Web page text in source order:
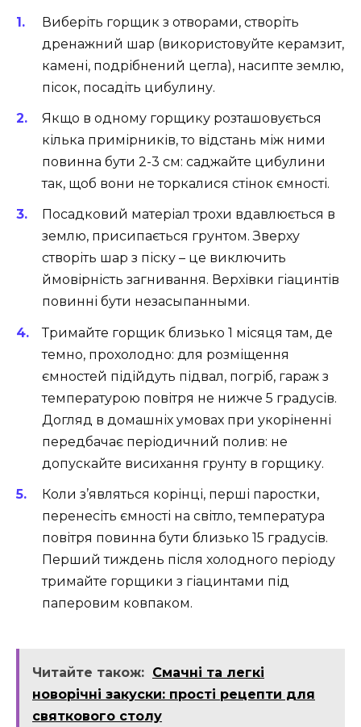
Виберіть горщик з отворами, створіть
дренажний шар (використовуйте керамзит,
камені, подрібнений цегла), насипте землю,
пісок, посадіть цибулину.
Якщо в одному горщику розташовується
кілька примірників, то відстань між ними
повинна бути 2-3 см: саджайте цибулини
так, щоб вони не торкалися стінок ємності.
Посадковий матеріал трохи вдавлюється в
землю, присипається грунтом. Зверху
створіть шар з піску – це виключить
ймовірність загнивання. Верхівки гіацинтів
повинні бути незасыпанными.
Тримайте горщик близько 1 місяця там, де
темно, прохолодно: для розміщення
ємностей підійдуть підвал, погріб, гараж з
температурою повітря не нижче 5 градусів.
Догляд в домашніх умовах при укоріненні
передбачає періодичний полив: не
допускайте висихання грунту в горщику.
Коли з’являться корінці, перші паростки,
перенесіть ємності на світло, температура
повітря повинна бути близько 15 градусів.
Перший тиждень після холодного періоду
тримайте горщики з гіацинтами під
паперовим ковпаком.
Читайте також: Смачні та легкі
новорічні закуски: прості рецепти для
святкового столу